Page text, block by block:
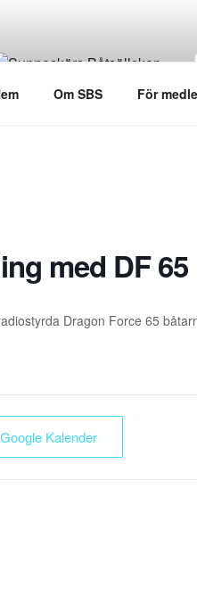
Om SBS För
med DF 65
Dragon Force 65
Kalender